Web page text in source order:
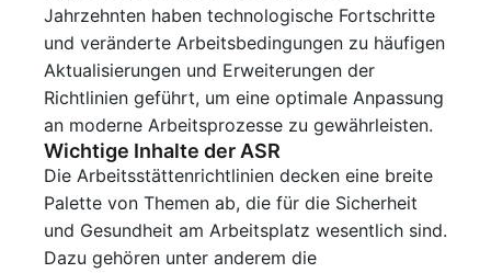
Jahrzehnten haben technologische Fortschritte
und veränderte Arbeitsbedingungen zu häufigen
Aktualisierungen und Erweiterungen der
Richtlinien geführt, um eine optimale Anpassung
an moderne Arbeitsprozesse zu gewährleisten.
Wichtige Inhalte der ASR
Die Arbeitsstättenrichtlinien decken eine breite
Palette von Themen ab, die für die Sicherheit
und Gesundheit am Arbeitsplatz wesentlich sind.
Dazu gehören unter anderem die